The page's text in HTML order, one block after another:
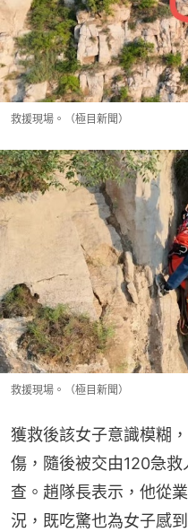
救援現場。（極目新聞）
救援現場。（極目新聞）
獲救後該女子意識模糊
傷，隨後被交由120急
查。趙隊長表示，他從
況，既吃驚也為女子感